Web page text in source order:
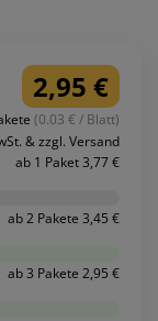
2,95 €
(0.03 € / Blatt)
& zzgl. Versand
ab 1 Paket 3,77 €
ab 2 Pakete 3,45 €
ab 3 Pakete 2,95 €